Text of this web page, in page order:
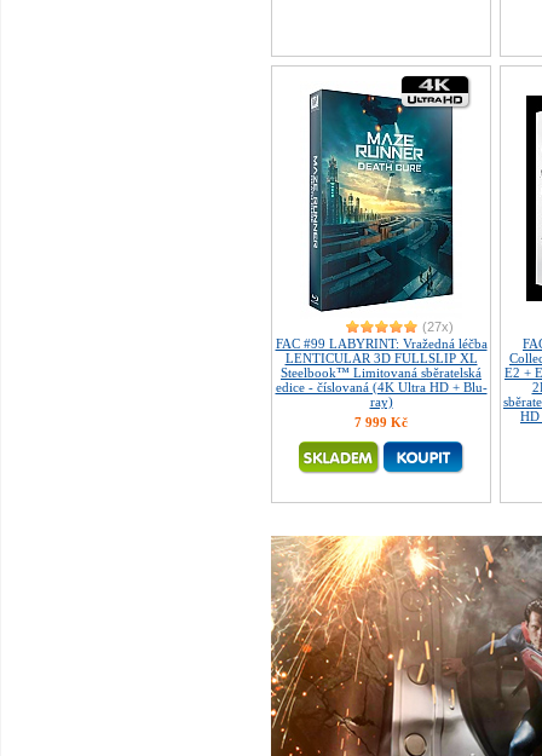
(27x)
FAC #99 LABYRINT: Vražedná léčba
LENTICULAR 3D FULLSLIP XL
Steelbook™ Limitovaná sběratelská
edice - číslovaná (4K Ultra HD + Blu-
ray)
7 999 Kč
E2 +
HD